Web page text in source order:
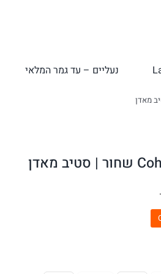
נעליים – עד גמר המלאי